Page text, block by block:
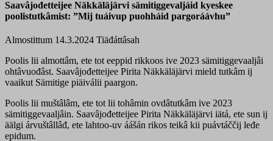
Saavâjođetteijee Näkkäläjärvi sämitiggevaljáid kyeskee
poolistutkâmist: ”Mij tuáivup puohháid pargoráávhu”
Almostittum 14.3.2024 Tiäđáttâsah
Poolis lii almottâm, ete tot eeppid rikkoos ive 2023 sämitiggevaaljâi
ohtâvuođâst. Saavâjođetteijee Pirita Näkkäläjärvi mield tutkâm ij
vaaikut Sämitige piäiválii paargon.
Poolis lii muštâlâm, ete tot lii tohâmin ovdâtutkâm ive 2023
sämitiggevaaljâin. Saavâjođetteijee Pirita Näkkäläjärvi iätá, ete sun ij
äälgi árvuštâllâđ, ete lahtoo-uv áášán rikos teikâ kii puávtáččij leđe
epidum.